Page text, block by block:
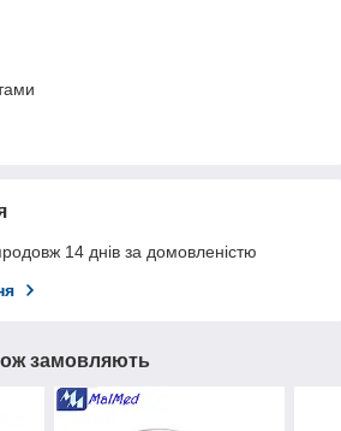
14 днів за домовленістю
замовляють